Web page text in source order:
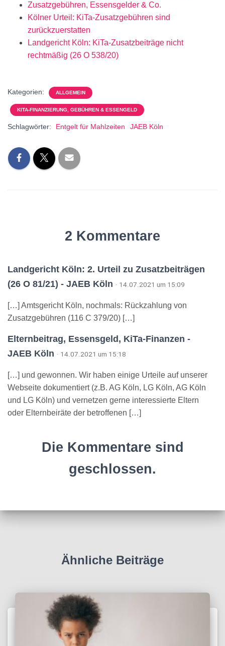
Zusatzgebühren, Essensgelder & Co.
Kölner Urteil: KiTa-Zusatzgebühren sind
zurückzuerstatten
Landgericht Köln: KiTa-Zusatzbeiträge nicht
rechtmäßig (26 O 538/20)
Kategorien: ALLGEMEIN
KITA-FINANZIERUNG, GEBÜHREN & ESSENGELD
Schlagwörter: Entgelt für Mahlzeiten JAEB Köln
2 Kommentare
Landgericht Köln: 2. Urteil zu Zusatzbeiträgen
(26 O 81/21) - JAEB Köln · 14.07.2021 um 15:09
[…] Amtsgericht Köln, nochmals: Rückzahlung von
Zusatzgebühren (116 C 379/20) […]
Elternbeitrag, Essensgeld, KiTa-Finanzen -
JAEB Köln · 14.07.2021 um 15:18
[…] und gewonnen. Wir haben einige Urteile auf unserer
Webseite dokumentiert (z.B. AG Köln, LG Köln, AG Köln
und LG Köln) und vernetzen gerne interessierte Eltern
oder Elternbeiräte der betroffenen […]
Die Kommentare sind
geschlossen.
Ähnliche Beiträge